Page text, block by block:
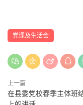
党课及生活会
上一篇
在县委党校春季主体班